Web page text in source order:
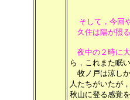
そして，今回
久住は陽が照
夜中の２時に
ら，これまた眠
牧ノ戸は涼し
人たちがいたが
秋山に登る感覚を